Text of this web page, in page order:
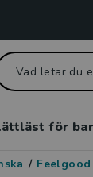
för
/ Feelgood